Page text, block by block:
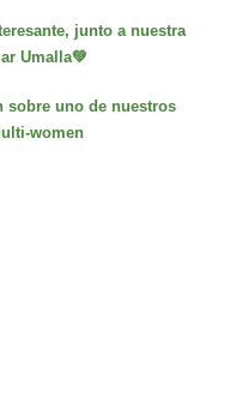
junto a nuestra
Umalla💚
sobre uno de nuestros
women